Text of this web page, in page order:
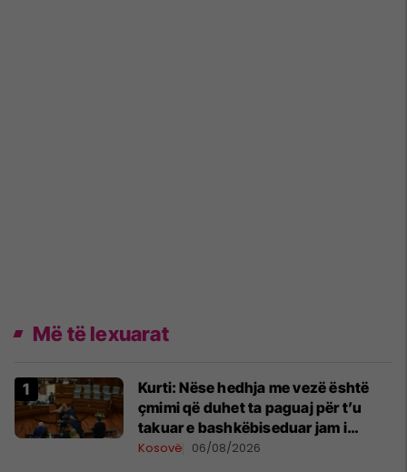
Më të lexuarat
Kurti: Nëse hedhja me vezë është
çmimi që duhet ta paguaj për t’u
takuar e bashkëbiseduar jam i
lumtur ta bëj këtë
Kosovë 06/08/2026